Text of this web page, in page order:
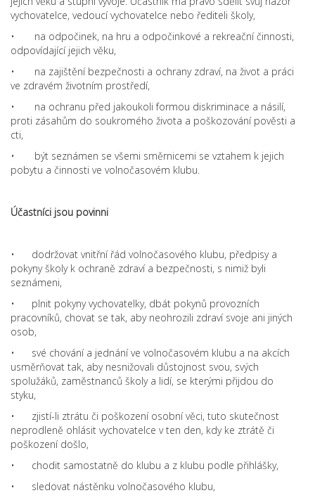
vychovatelce, vedoucí vychovatelce nebo řediteli školy,
• na odpočinek, na hru a odpočinkové a rekreační činnosti,
odpovídající jejich věku,
• na zajištění bezpečnosti a ochrany zdraví, na život a práci
ve zdravém životním prostředí,
• na ochranu před jakoukoli formou diskriminace a násilí,
proti zásahům do soukromého života a poškozování pověsti a
cti,
• být seznámen se všemi směrnicemi se vztahem k jejich
pobytu a činnosti ve volnočasovém klubu.
Účastníci jsou povinni
• dodržovat vnitřní řád volnočasového klubu, předpisy a
pokyny školy k ochraně zdraví a bezpečnosti, s nimiž byli
seznámeni,
• plnit pokyny vychovatelky, dbát pokynů provozních
pracovníků, chovat se tak, aby neohrozili zdraví svoje ani jiných
osob,
• své chování a jednání ve volnočasovém klubu a na akcích
usměrňovat tak, aby nesnižovali důstojnost svou, svých
spolužáků, zaměstnanců školy a lidí, se kterými přijdou do
styku,
• zjistí-li ztrátu či poškození osobní věci, tuto skutečnost
neprodleně ohlásit vychovatelce v ten den, kdy ke ztrátě či
poškození došlo,
• chodit samostatně do klubu a z klubu podle přihlášky,
• sledovat nástěnku volnočasového klubu,